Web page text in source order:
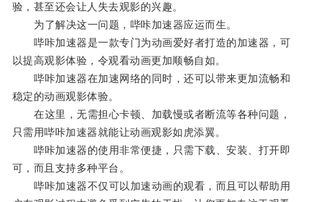
验，甚至还会让人失去观影的兴趣。
为了解决这一问题，哔咔加速器应运而生。
哔咔加速器是一款专门为动画爱好者打造的加速器，可
以提高观影体验，令观看动画更加顺畅自如。
哔咔加速器在加速网络的同时，还可以带来更加流畅和
稳定的动画观影体验。
在这里，无需担心卡顿、加载慢或者断流等各种问题，
只需用哔咔加速器就能让动画观影如虎添翼。
哔咔加速器的使用非常便捷，只需下载、安装、打开即
可，而且支持多种平台。
哔咔加速器不仅可以加速动画的观看，而且可以帮助用